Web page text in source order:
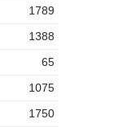
1789
1388
65
1075
1750